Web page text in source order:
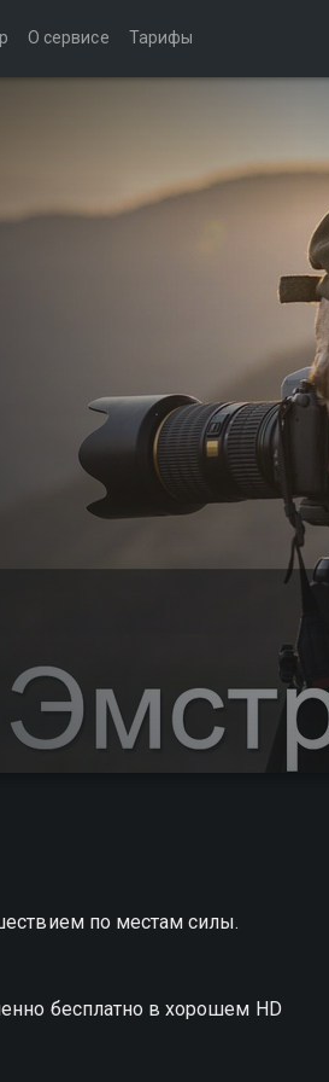
О сервисе Тарифы
по местам силы.
бесплатно в хорошем HD